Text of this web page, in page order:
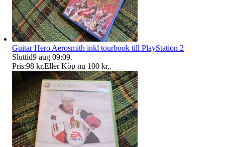
Guitar Hero Aerosmith inkl tourbook till PlayStation 2
Sluttid9 aug 09:09.
Pris:98 kr,Eller Köp nu 100 kr,.